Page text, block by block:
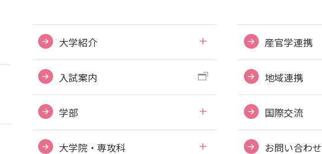
大学紹介
入試案内
学部
大学院・専攻科
産官学連携
地域連携
国際交流
お問い合わせ